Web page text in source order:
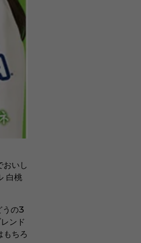
いし
白桃
うの3
ンド
もちろ